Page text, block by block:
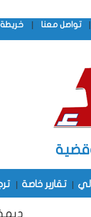
| تواصل معنا |
| تقارير خاصة |